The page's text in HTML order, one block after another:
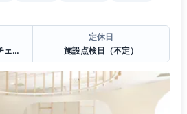
全日 10:00〜21:00(最終チェックイン20:30)
定休日
施設点検日（不定）